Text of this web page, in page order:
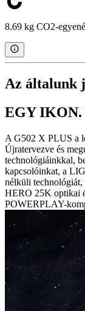
8.69 kg CO2-
Az általunk
EGY IKON.
A G502 X PLUS a
Újratervezve és
technológiáinkkal,
kapcsolóinkat, a
nélküli
HERO 25K optikai
POWERPLAY-